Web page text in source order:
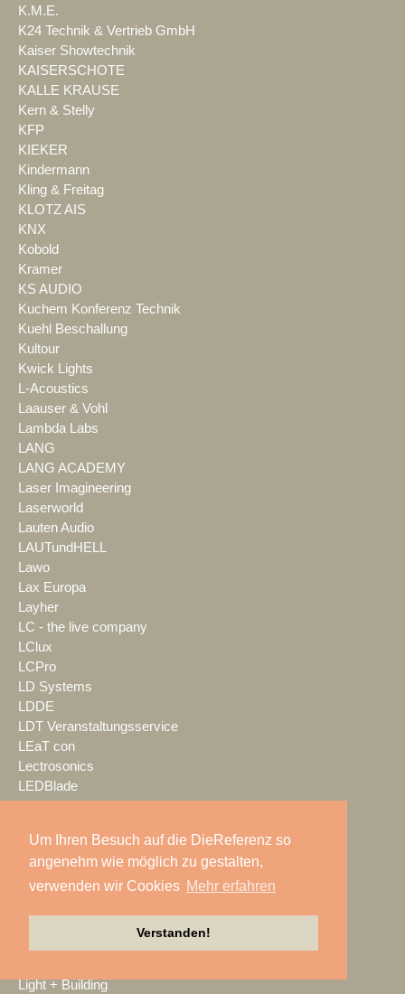
Um Ihren Besuch auf die DieReferenz so
angenehm wie möglich zu gestalten,
verwenden wir Cookies Mehr erfahren
Verstanden!
K.M.E.
K24 Technik & Vertrieb GmbH
Kaiser Showtechnik
KAISERSCHOTE
KALLE KRAUSE
Kern & Stelly
KFP
KIEKER
Kindermann
Kling & Freitag
KLOTZ AIS
KNX
Kobold
Kramer
KS AUDIO
Kuchem Konferenz Technik
Kuehl Beschallung
Kultour
Kwick Lights
L-Acoustics
Laauser & Vohl
Lambda Labs
LANG
LANG ACADEMY
Laser Imagineering
Laserworld
Lauten Audio
LAUTundHELL
Lawo
Lax Europa
Layher
LC - the live company
LClux
LCPro
LD Systems
LDDE
LDT Veranstaltungsservice
LEaT con
Lectrosonics
LEDBlade
Leu Sound
Leyard
Leyendecker GmbH
Light + Building